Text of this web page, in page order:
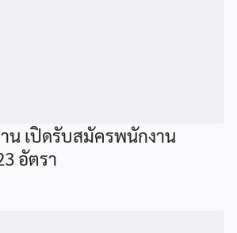
น เปิดรับสมัครพนักงาน
อัตรา